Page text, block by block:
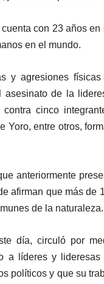
con 23 años
en el mundo.
y agresiones
asesinato de la
cinco
Yoro, entre otros,
anteriormente
afirman que más de
de la naturaleza.
día, circuló por
a líderes y
políticos y que su